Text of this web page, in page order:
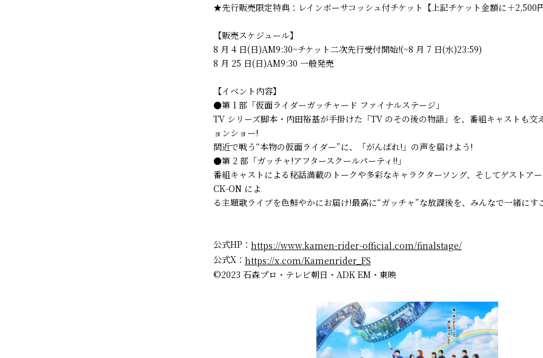
★先行販売限定特典：レインボーサコッシュ付チケット【上記チケット金額に＋2,500
【販売スケジュール】
8 月 4 日(日)AM9:30~チケット二次先行受付開始!(~8 月 7 日(水)23:59)
8 月 25 日(日)AM9:30 一般発売
【イベント内容】
●第 1 部「仮面ライダーガッチャード ファイナルステージ」
TV シリーズ脚本・内田裕基が手掛けた「TV のその後の物語」を、番組キャストも交
ョンショー!
間近で戦う“本物の仮面ライダー”に、「がんばれ!」の声を届けよう!
●第 2 部「ガッチャ!アフタースクールパーティ!!」
番組キャストによる秘話満載のトークや多彩なキャラクターソング、そしてゲストア
CK-ON によ
る主題歌ライブを色鮮やかにお届け!最高に“ガッチャ”な放課後を、みんなで一緒にす
公式HP： https://www.kamen-rider-official.com/finalstage/
公式X： https://x.com/Kamenrider_FS
©2023 石森プロ・テレビ朝日・ADK EM・東映